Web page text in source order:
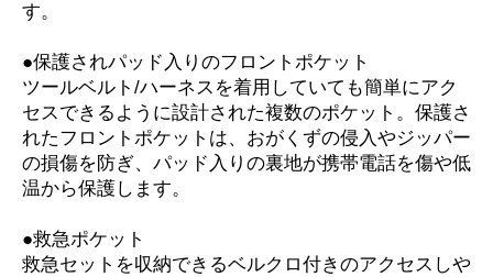
す。
●保護されパッド入りのフロントポケット
ツールベルト/ハーネスを着用していても簡単にアク
セスできるように設計された複数のポケット。保護さ
れたフロントポケットは、おがくずの侵入やジッパー
の損傷を防ぎ、パッド入りの裏地が携帯電話を傷や低
温から保護します。
●救急ポケット
救急セットを収納できるベルクロ付きのアクセスしや